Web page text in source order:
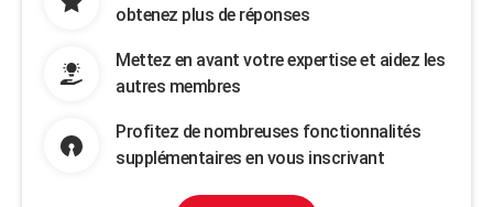
obtenez plus de réponses
Mettez en avant votre expertise et aidez les
autres membres
Profitez de nombreuses fonctionnalités
supplémentaires en vous inscrivant